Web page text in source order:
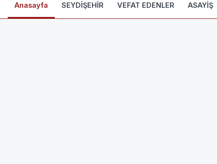
Anasayfa SEYDİŞEHİR VEFAT EDENLER ASAYİŞ